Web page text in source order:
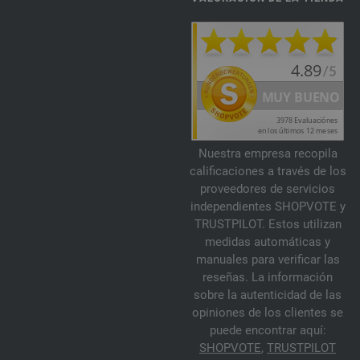
096-amarillo mostaza | EAN: 4033493342674
098-verde botella | EAN: 4033493342698
101-verde bosque | EAN: 4033493366847
104-chocolate marrón | EAN: 4033493366878
Nuestra empresa recopila
calificaciones a través de los
proveedores de servicios
independientes SHOPVOTE y
TRUSTPILOT. Estos utilizan
medidas automáticas y
manuales para verificar las
reseñas. La información
sobre la autenticidad de las
opiniones de los clientes se
puede encontrar aquí:
SHOPVOTE, TRUSTPILOT